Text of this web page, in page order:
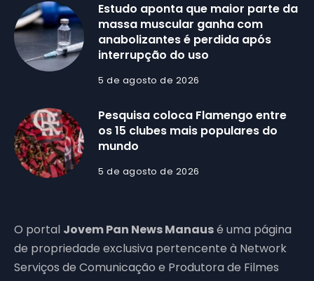
Estudo aponta que maior parte da
massa muscular ganha com
anabolizantes é perdida após
interrupção do uso
5 de agosto de 2026
Pesquisa coloca Flamengo entre
os 15 clubes mais populares do
mundo
5 de agosto de 2026
O portal Jovem Pan News Manausé uma página
de propriedade exclusiva pertencente à Network
Serviços de Comunicação e Produtora de Filmes